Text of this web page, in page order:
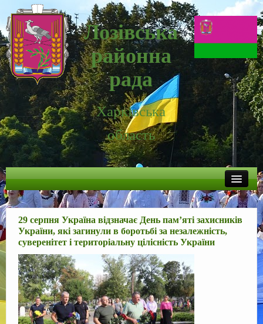
Лозівська
районна
рада
Харківська
область
Новини
Районна рада
Про Лозівщину
Регламент
Сесії
Контакти
29 серпня Україна відзначає День пам’яті захисників
України, які загинули в боротьбі за незалежність,
суверенітет і територіальну цілісність України